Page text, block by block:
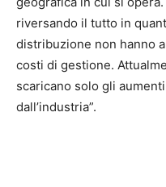
riversando il tutto in
distribuzione non hanno
costi di gestione.
scaricano solo gli
dall’industria”.